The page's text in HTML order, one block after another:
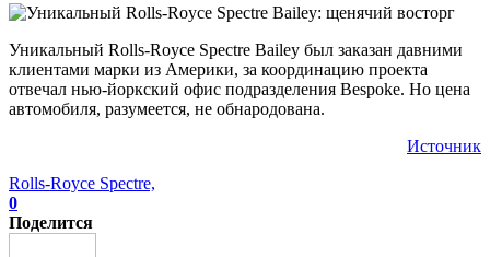
Уникальный Rolls-Royce Spectre Bailey был заказан давними
клиентами марки из Америки, за координацию проекта
отвечал нью-йоркский офис подразделения Bespoke. Но цена
автомобиля, разумеется, не обнародована.
Источник
Rolls-Royce Spectre,
0
Поделится